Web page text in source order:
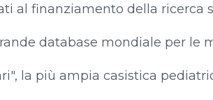
al finanziamento della ricerca
database mondiale per le
la più ampia casistica